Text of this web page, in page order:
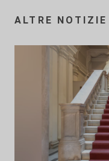
ALTRE NOTIZIE